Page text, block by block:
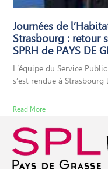
Journées de
Strasbourg : retour
SPRH de PAYS DE
L’équipe du Service
s’est rendue à
Read More